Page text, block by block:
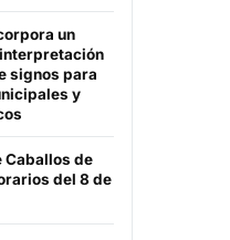
un
signos para
y
Caballos de
del 8 de